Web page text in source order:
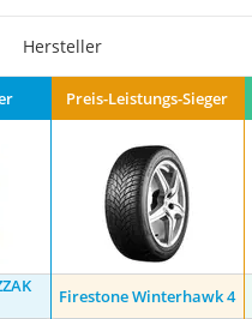
Service
Hersteller
Preis-Leistungs-Sieger
Firestone Winterhawk 4